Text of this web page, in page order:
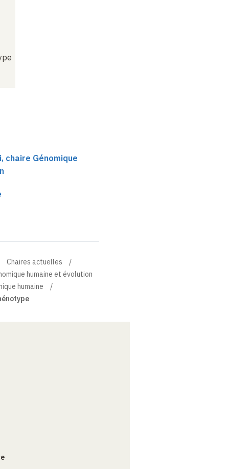
chaire Génomique
Chaires actuelles
humaine et évolution
humaine